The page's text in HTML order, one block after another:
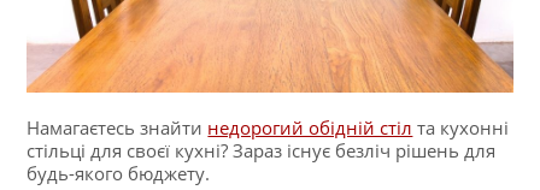
Намагаєтесь знайти недорогий обідній стіл та кухонні
стільці для своєї кухні? Зараз існує безліч рішень для
будь-якого бюджету.